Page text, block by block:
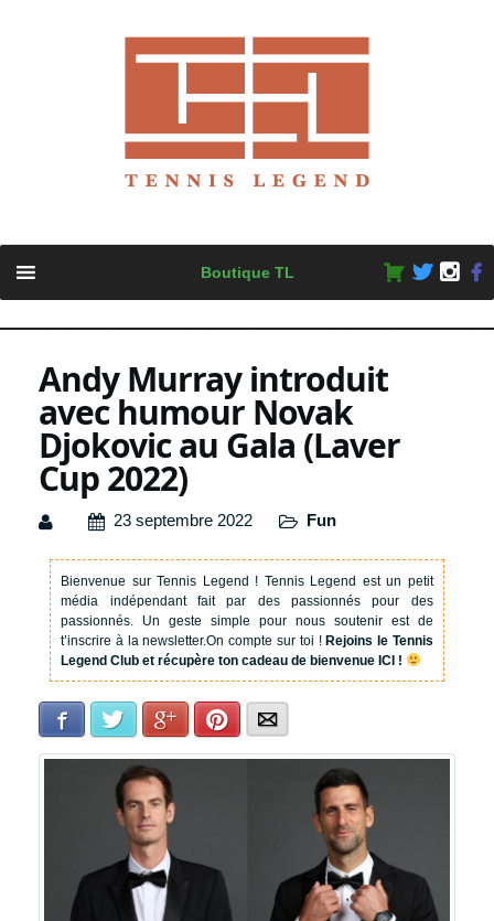
content
Boutique TL
Andy Murray introduit
avec humour Novak
Djokovic au Gala (Laver
Cup 2022)
23 septembre 2022 Fun
Bienvenue sur Tennis Legend ! Tennis Legend est un petit
média indépendant fait par des passionnés pour des
passionnés. Un geste simple pour nous soutenir est de
t’inscrire à la newsletter.On compte sur toi !Rejoins le Tennis
Legend Club et récupère ton cadeau de bienvenue ICI !
Facebook Twitter Google+Pinterest